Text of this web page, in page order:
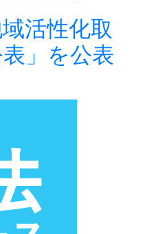
活性化取
」を公表